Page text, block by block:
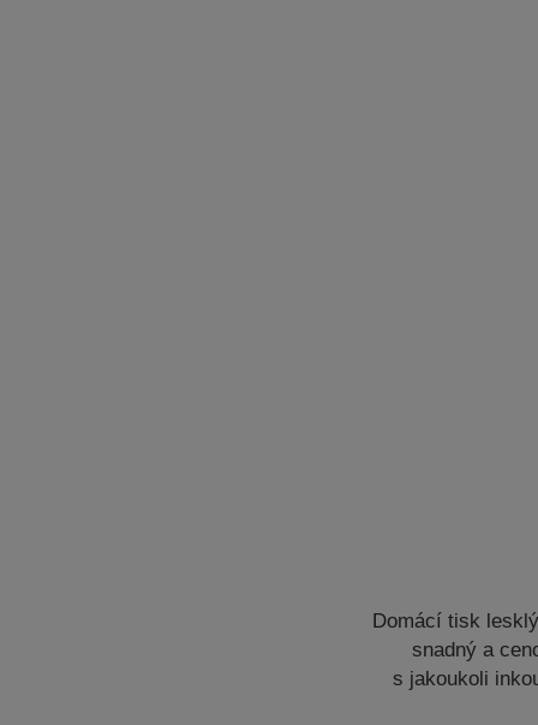
Domácí tisk
snadný a
s jakoukoli